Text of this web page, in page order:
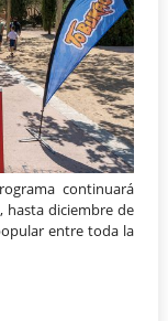
continuará
hasta diciembre de
entre toda la